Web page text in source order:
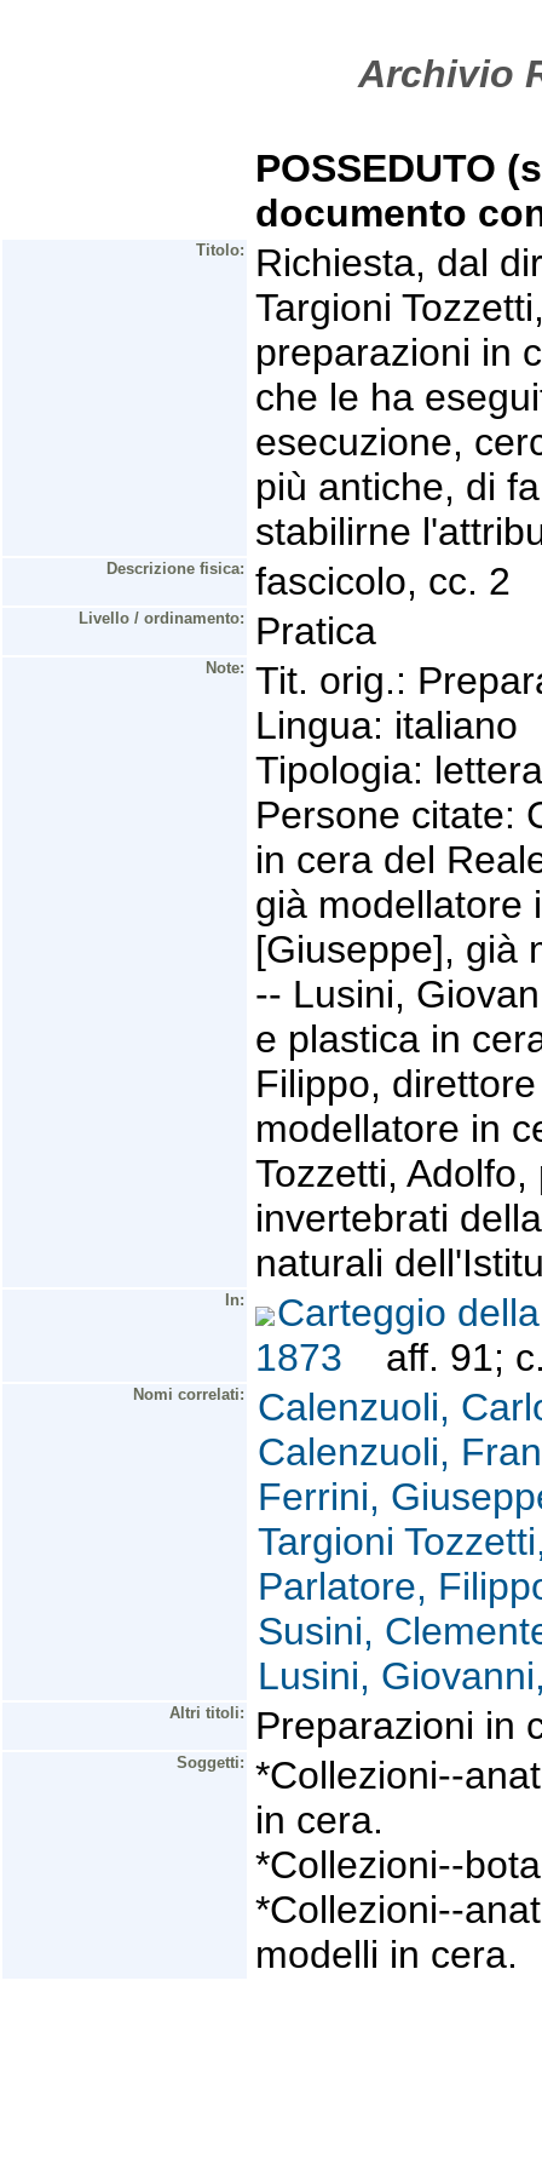
Archivio
POSSEDUTO
documento
Titolo:
Richiesta, dal
Targioni
preparazioni in
che le ha
esecuzione,
più antiche, di
stabilirne
Descrizione fisica: fascicolo, cc. 2
Livello / ordinamento: Pratica
Note:
Tit. orig.:
Lingua: italiano
Tipologia: lettera
Persone citate:
in cera del
già modellatore
[Giuseppe], già
-- Lusini,
e plastica in
Filippo,
modellatore in
Tozzetti,
invertebrati
naturali
In:
Carteggio
1873
aff. 91;
Nomi correlati:
Calenzuoli,
Calenzuoli,
Ferrini,
Targioni
Parlatore,
Susini,
Lusini,
Altri titoli: Preparazioni in
Soggetti:
*Collezioni--
in cera.
*Collezioni--
*Collezioni--
modelli in cera.